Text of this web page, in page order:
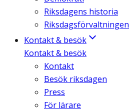
Riksdagens historia
Riksdagsförvaltningen
Kontakt & besök
Kontakt & besök
Kontakt
Besök riksdagen
Press
För lärare